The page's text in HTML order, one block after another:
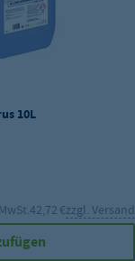
10L
42,72 €zzgl. Versand